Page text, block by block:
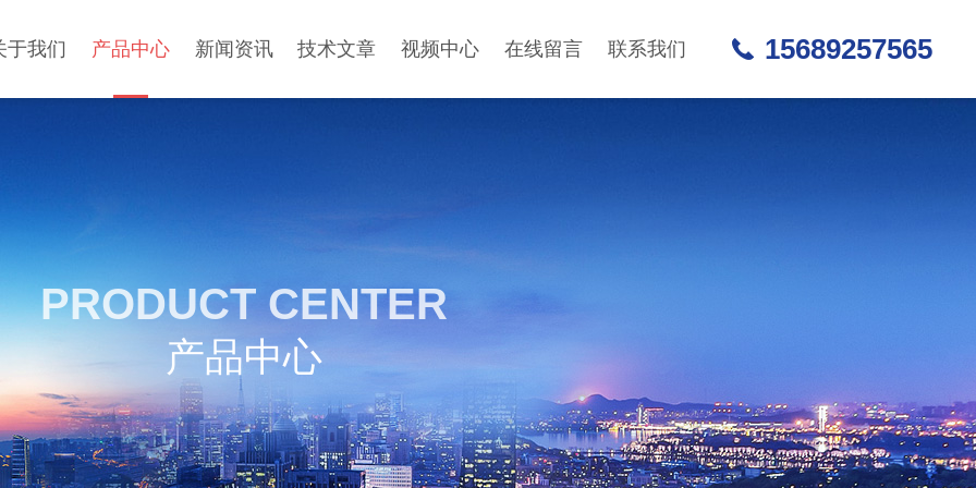
于我们 产品中心 新闻资讯 技术文章 视频中心 在线留言 联系我们 15689257565
PRODUCT CENTER
产品中心